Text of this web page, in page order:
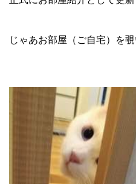
じゃあお部屋（ご自宅）を